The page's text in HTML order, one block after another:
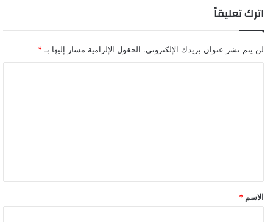
اترك تعليقاً
لن يتم نشر عنوان بريدك الإلكتروني. الحقول الإلزامية مشار إليها بـ *
الاسم *